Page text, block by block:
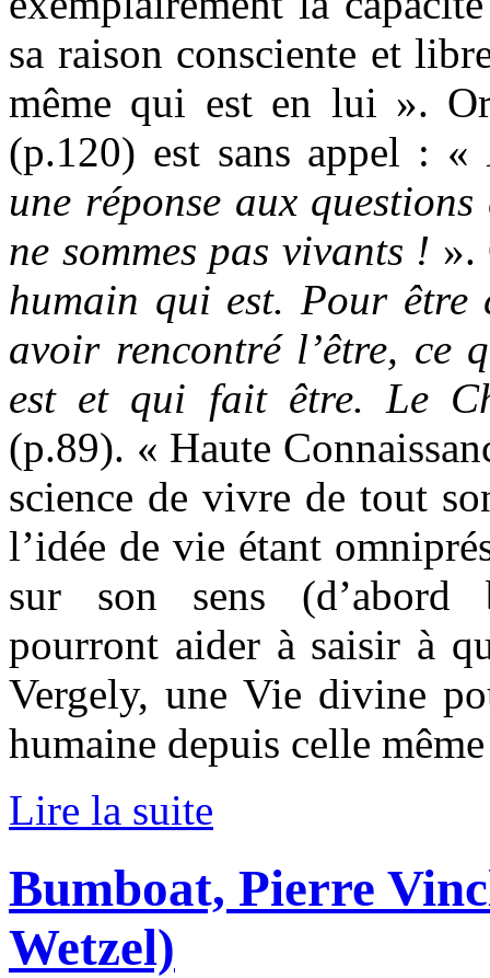
sa raison consciente et
même qui est en lui ».
(p.120) est sans appel : «
une réponse aux
ne sommes pas vivants ! ».
humain qui est. Pour
avoir rencontré l’être, ce
est et qui fait être. Le
(p.89). « Haute
science de vivre de tout
l’idée de vie étant
sur son sens (d’abord
pourront aider à saisir à
Vergely, une Vie divine
humaine depuis celle
Lire la suite
Bumboat, Pierre
Wetzel)